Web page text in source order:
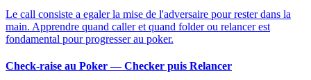
Le call consiste a egaler la mise de l'adversaire pour rester dans la
main. Apprendre quand caller et quand folder ou relancer est
fondamental pour progresser au poker.
Check-raise au Poker — Checker puis Relancer